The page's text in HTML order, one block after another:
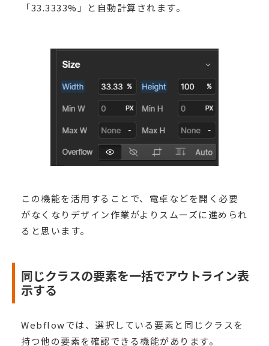
「33.3333%」と自動計算されます。
この機能を活用することで、電卓などを開く必要
がなくなりデザイン作業がよりスムーズに進められ
ると思います。
同じクラスの要素を一括でアウトライン表
示する
Webflowでは、選択している要素と同じクラスを
持つ他の要素を確認できる機能があります。